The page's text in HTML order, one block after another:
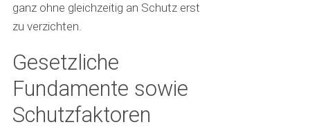
ganz ohne gleichzeitig an Schutz erst
zu verzichten.
Gesetzliche
Fundamente sowie
Schutzfaktoren